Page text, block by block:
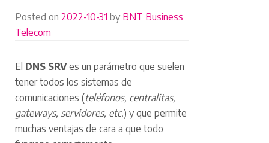
Posted on 2022-10-31 by BNT Business
Telecom
El DNS SRVes un parámetro que suelen
tener todos los sistemas de
comunicaciones (teléfonos, centralitas,
gateways, servidores, etc.) y que permite
muchas ventajas de cara a que todo